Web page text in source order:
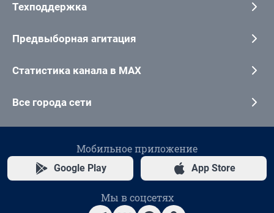
Техподдержка
Предвыборная агитация
Статистика канала в MAX
Все города сети
Мобильное приложение
Google Play App Store
Мы в соцсетях